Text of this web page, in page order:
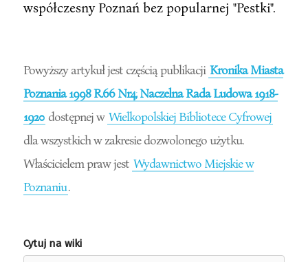
współczesny Poznań bez popularnej "Pestki".
Powyższy artykuł jest częścią publikacji Kronika Miasta
Poznania 1998 R.66 Nr4; Naczelna Rada Ludowa 1918-
1920 dostępnej w Wielkopolskiej Bibliotece Cyfrowej
dla wszystkich w zakresie dozwolonego użytku.
Właścicielem praw jest Wydawnictwo Miejskie w
Poznaniu.
Cytuj na wiki